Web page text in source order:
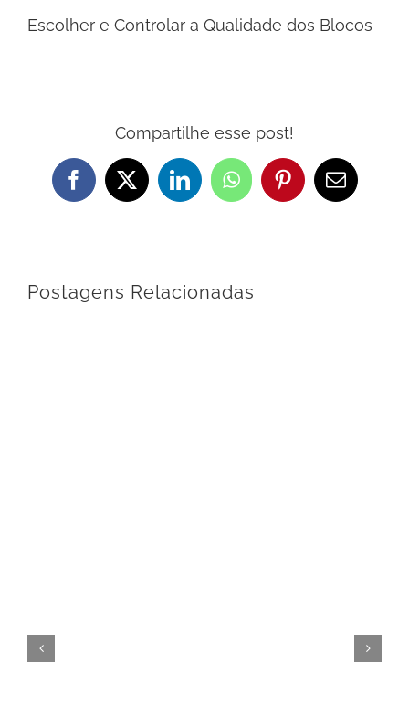
Escolher e Controlar a Qualidade dos Blocos
Compartilhe esse post!
Facebook
X LinkedInWhatsApp
Pinterest
E-
mail
Postagens Relacionadas